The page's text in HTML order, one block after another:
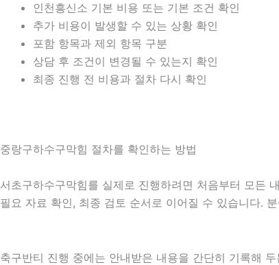
인천흥신소 기본 비용 또는 기본 조건 확인
추가 비용이 발생할 수 있는 상황 확인
포함 항목과 제외 항목 구분
상담 후 조건이 변경될 수 있는지 확인
최종 진행 전 비용과 절차 다시 확인
중랑구하수구막힘 절차를 확인하는 방법
서초구하수구막힘를 실제로 진행하려면 처음부터 모든
필요 자료 확인, 최종 검토 순서로 이어질 수 있습니다.
축구반티 진행 중에는 안내받은 내용을 간단히 기록해